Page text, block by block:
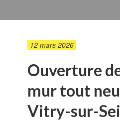
12 mars 2026
Ouverture
mur tout
Vitry-sur-